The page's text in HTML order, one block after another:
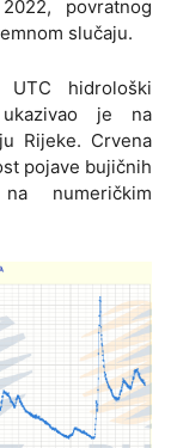
povratnog
slučaju.
hidrološki
ukazivao je na
Rijeke. Crvena
pojave bujičnih
numeričkim